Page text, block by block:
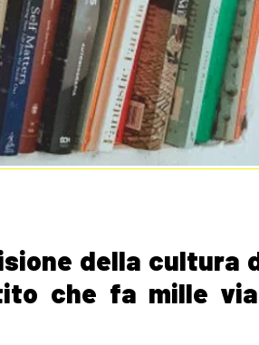
della cultura
che fa mille